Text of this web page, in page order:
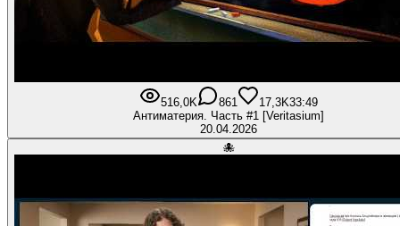
516,0K 861 17,3K33:49
Антиматерия. Часть #1 [Veritasium]
20.04.2026
🐙